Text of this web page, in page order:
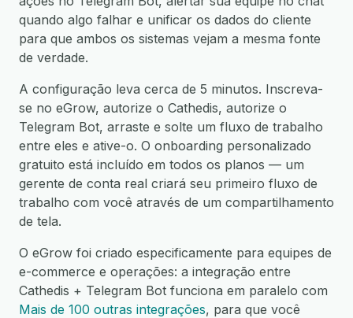
quando algo falhar e unificar os dados do cliente
para que ambos os sistemas vejam a mesma fonte
de verdade.
A configuração leva cerca de 5 minutos. Inscreva-
se no eGrow, autorize o Cathedis, autorize o
Telegram Bot, arraste e solte um fluxo de trabalho
entre eles e ative-o. O onboarding personalizado
gratuito está incluído em todos os planos — um
gerente de conta real criará seu primeiro fluxo de
trabalho com você através de um compartilhamento
de tela.
O eGrow foi criado especificamente para equipes de
e-commerce e operações: a integração entre
Cathedis + Telegram Bot funciona em paralelo com
Mais de 100 outras integrações, para que você